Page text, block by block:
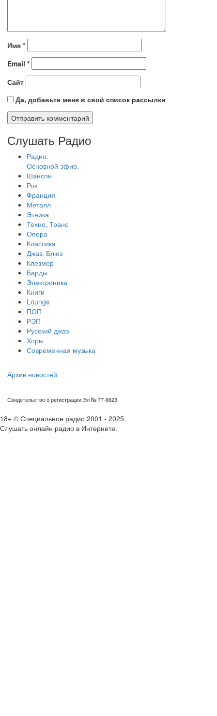
Имя *
Email *
Сайт
Да, добавьте меня в свой список рассылки
Слушать Радио
Радио.
Основной эфир.
Шансон
Рок
Франция
Металл
Этника
Техно, Транс
Опера
Классика
Джаз, Блюз
Клезмер
Барды
Электроника
Книги
Lounge
ПОП
РЭП
Русский джаз
Хоры
Современная музыка
Архив новостей
Свидетельство о регистрации Эл № 77-6623
18+ © Специальное радио 2001 - 2025.
Слушать онлайн радио в Интернете.